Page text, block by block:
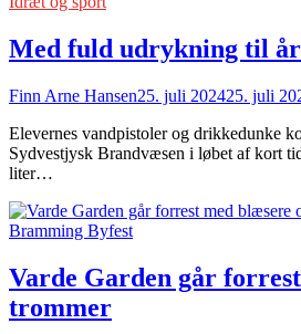
Med fuld udrykning til
Finn Arne Hansen25. juli 202425. juli
Elevernes vandpistoler og drikkedunke
Sydvestjysk Brandvæsen i løbet af kort
liter…
Bramming Byfest
Varde Garden går
trommer